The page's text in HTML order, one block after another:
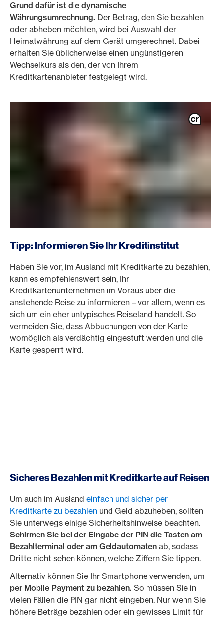
Grund dafür ist die dynamische
Währungsumrechnung. Der Betrag, den Sie bezahlen
oder abheben möchten, wird bei Auswahl der
Heimatwährung auf dem Gerät umgerechnet. Dabei
erhalten Sie üblicherweise einen ungünstigeren
Wechselkurs als den, der von Ihrem
Kreditkartenanbieter festgelegt wird.
Tipp: Informieren Sie Ihr Kreditinstitut
Haben Sie vor, im Ausland mit Kreditkarte zu bezahlen,
kann es empfehlenswert sein, Ihr
Kreditkartenunternehmen im Voraus über die
anstehende Reise zu informieren – vor allem, wenn es
sich um ein eher untypisches Reiseland handelt. So
vermeiden Sie, dass Abbuchungen von der Karte
womöglich als verdächtig eingestuft werden und die
Karte gesperrt wird.
Sicheres Bezahlen mit Kreditkarte auf Reisen
Um auch im Ausland einfach und sicher per
Kreditkarte zu bezahlen und Geld abzuheben, sollten
Sie unterwegs einige Sicherheitshinweise beachten.
Schirmen Sie bei der Eingabe der PIN die Tasten am
Bezahlterminal oder am Geldautomaten ab, sodass
Dritte nicht sehen können, welche Ziffern Sie tippen.
Alternativ können Sie Ihr Smartphone verwenden, um
per Mobile Payment zu bezahlen. So müssen Sie in
vielen Fällen die PIN gar nicht eingeben. Nur wenn Sie
höhere Beträge bezahlen oder ein gewisses Limit für